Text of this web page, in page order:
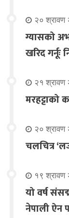
२० श्रावण
ग्यासको
खरिद गर्नूः
२१ श्रावण
मरहट्टाको
२० श्रावण
चलचित्र
१९ श्रावण
यो वर्ष
नेपाली ऐन